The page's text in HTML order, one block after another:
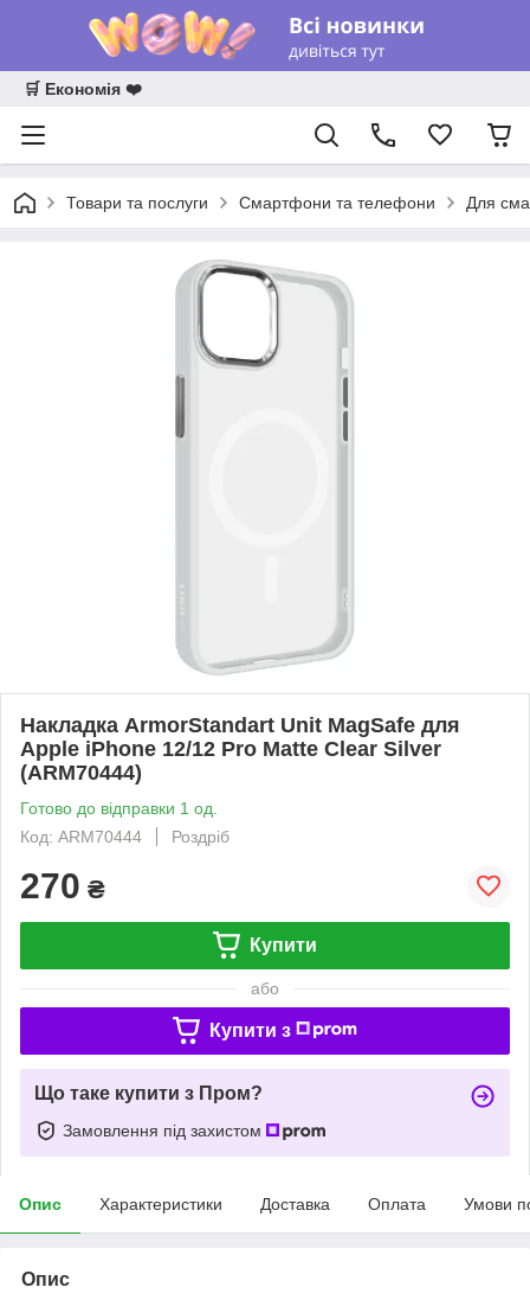
🛒 Економія ❤️
Товари та послуги Смартфони та телефони Для
Накладка ArmorStandart Unit MagSafe для
Apple iPhone 12/12 Pro Matte Clear Silver
(ARM70444)
Готово до відправки 1 од.
Код: ARM70444
Роздріб
270 ₴
Купити
або
Купити з
Що таке купити з Пром?
Замовлення під захистом
Опис Характеристики Доставка Оплата Умови
Опис